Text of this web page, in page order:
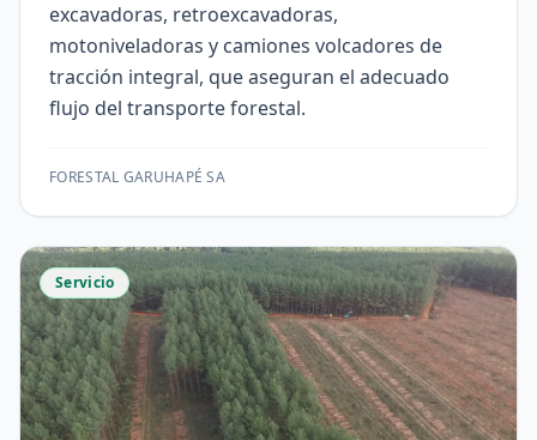
excavadoras, retroexcavadoras,
motoniveladoras y camiones volcadores de
tracción integral, que aseguran el adecuado
flujo del transporte forestal.
FORESTAL GARUHAPÉ SA
Servicio